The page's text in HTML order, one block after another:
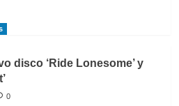
disco ‘Ride Lonesome’ y
0